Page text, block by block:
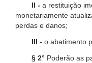
II - a restituição
monetariamente
perdas e danos;
III - o abatimento
§ 2° Poderão as